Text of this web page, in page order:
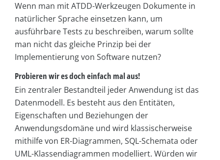
Wenn man mit ATDD-Werkzeugen Dokumente in
natürlicher Sprache einsetzen kann, um
ausführbare Tests zu beschreiben, warum sollte
man nicht das gleiche Prinzip bei der
Implementierung von Software nutzen?
Probieren wir es doch einfach mal aus!
Ein zentraler Bestandteil jeder Anwendung ist das
Datenmodell. Es besteht aus den Entitäten,
Eigenschaften und Beziehungen der
Anwendungsdomäne und wird klassischerweise
mithilfe von ER-Diagrammen, SQL-Schemata oder
UML-Klassendiagrammen modelliert. Würden wir